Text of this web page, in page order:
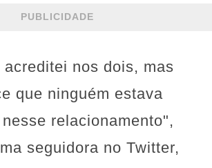
PUBLICIDADE
acreditei nos dois, mas
que ninguém estava
relacionamento",
seguidora no Twitter,